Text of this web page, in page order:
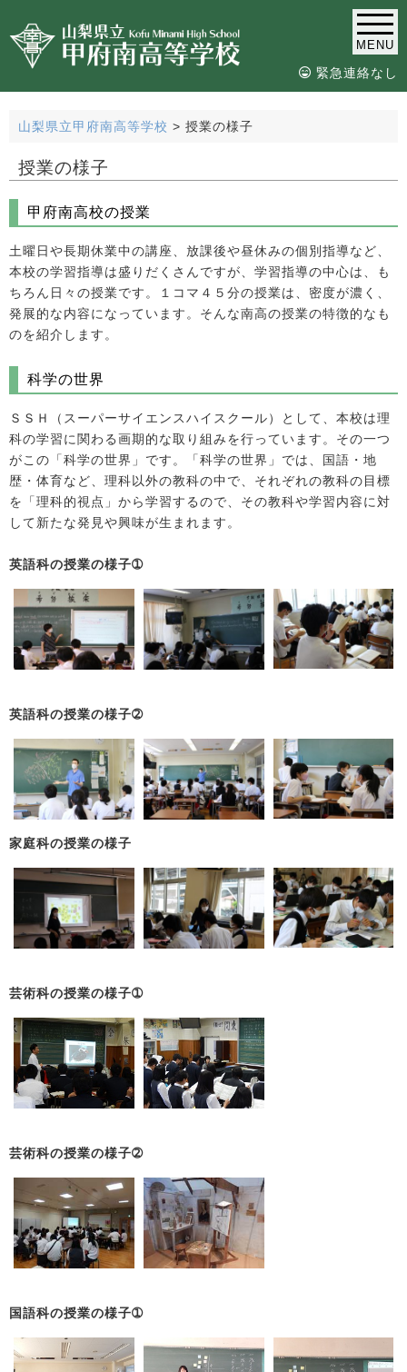
MENU
緊急連絡なし
山梨県立甲府南高等学校 > 授業の様子
授業の様子
甲府南高校の授業
土曜日や長期休業中の講座、放課後や昼休みの個別指導など、
本校の学習指導は盛りだくさんですが、学習指導の中心は、も
ちろん日々の授業です。１コマ４５分の授業は、密度が濃く、
発展的な内容になっています。そんな南高の授業の特徴的なも
のを紹介します。
科学の世界
ＳＳＨ（スーパーサイエンスハイスクール）として、本校は理
科の学習に関わる画期的な取り組みを行っています。その一つ
がこの「科学の世界」です。「科学の世界」では、国語・地
歴・体育など、理科以外の教科の中で、それぞれの教科の目標
を「理科的視点」から学習するので、その教科や学習内容に対
して新たな発見や興味が生まれます。
英語科の授業の様子➀
英語科の授業の様子➁
家庭科の授業の様子
芸術科の授業の様子➀
芸術科の授業の様子➁
国語科の授業の様子➀